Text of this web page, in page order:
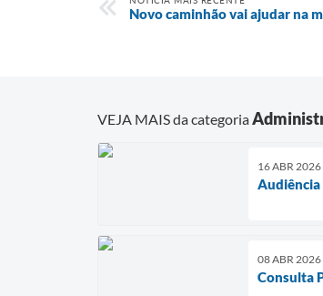
Novo caminhão vai ajudar na
VEJA MAIS da categoria
16 ABR
Audiência
08 ABR
Consulta